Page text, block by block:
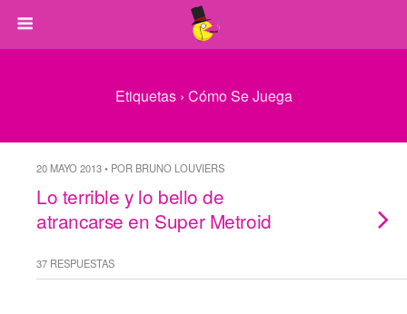
Etiquetas › Cómo Se Juega
20 MAYO 2013 • POR BRUNO LOUVIERS
Lo terrible y lo bello de
atrancarse en Super Metroid
37 RESPUESTAS